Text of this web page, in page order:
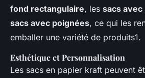
fond rectangulaire, les sacs
sacs avec poignées, ce qui les
emballer une variété de produits1.
Esthétique et Personnalisation
Les sacs en papier kraft peuvent